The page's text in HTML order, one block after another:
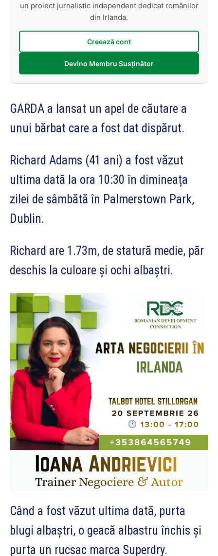
un proiect jurnalistic independent dedicat românilor
din Irlanda.
Creează cont
Devino Membru Susținător
GARDA a lansat un apel de căutare a
unui bărbat care a fost dat dispărut.
Richard Adams (41 ani) a fost văzut
ultima dată la ora 10:30 în dimineața
zilei de sâmbătă în Palmerstown Park,
Dublin.
Richard are 1.73m, de statură medie, păr
deschis la culoare și ochi albaștri.
Când a fost văzut ultima dată, purta
blugi albaștri, o geacă albastru închis și
purta un rucsac marca Superdry.